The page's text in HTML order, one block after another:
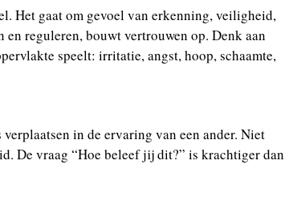
Het gaat om gevoel van erkenning, veiligheid,
reguleren, bouwt vertrouwen op. Denk aan
speelt: irritatie, angst, hoop, schaamte,
in de ervaring van een ander. Niet
De vraag “Hoe beleef jij dit?” is krachtiger dan